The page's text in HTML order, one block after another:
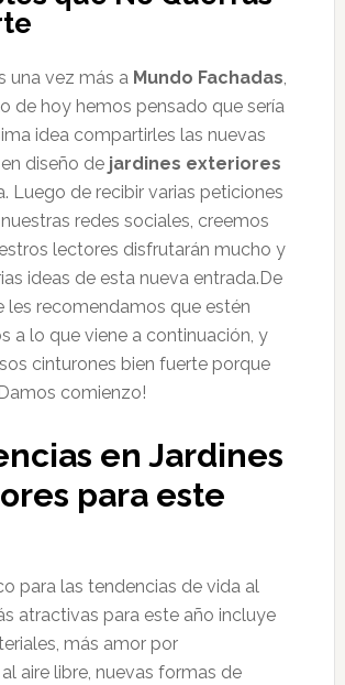
una vez más a Mundo Fachadas,
de hoy hemos pensado que sería
idea compartirles las nuevas
diseño dejardines exteriores
Luego de recibir varias peticiones
redes sociales, creemos
lectores disfrutarán mucho y
ideas de esta nueva entrada.De
les recomendamos que estén
a lo que viene a continuación, y
cinturones bien fuerte porque
comienzo!
en Jardines
para este
para las tendencias de vida al
atractivas para este año incluye
más amor por
al aire libre, nuevas formas de